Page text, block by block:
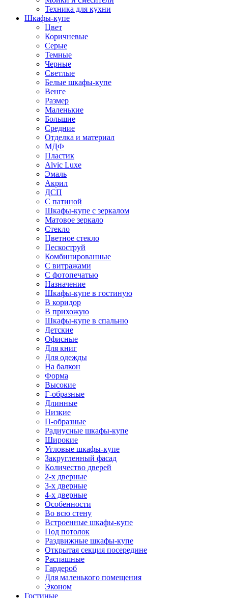
Техника для кухни
Шкафы-купе
Цвет
Коричневые
Серые
Темные
Черные
Светлые
Белые шкафы-купе
Венге
Размер
Маленькие
Большие
Средние
Отделка и материал
МДФ
Пластик
Alvic Luxe
Эмаль
Акрил
ДСП
С патиной
Шкафы-купе с зеркалом
Матовое зеркало
Стекло
Цветное стекло
Пескоструй
Комбинированные
С витражами
С фотопечатью
Назначение
Шкафы-купе в гостиную
В коридор
В прихожую
Шкафы-купе в спальню
Детские
Офисные
Для книг
Для одежды
На балкон
Форма
Высокие
Г-образные
Длинные
Низкие
П-образные
Радиусные шкафы-купе
Широкие
Угловые шкафы-купе
Закругленный фасад
Количество дверей
2-х дверные
3-х дверные
4-х дверные
Особенности
Во всю стену
Встроенные шкафы-купе
Под потолок
Раздвижные шкафы-купе
Открытая секция посередине
Распашные
Гардероб
Для маленького помещения
Эконом
Гостиные